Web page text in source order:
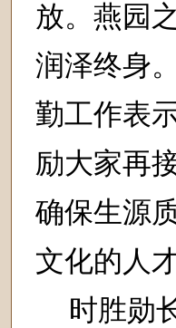
放。燕园
润泽终身
勤工作表
励大家再
确保生源
文化的人
时胜勋